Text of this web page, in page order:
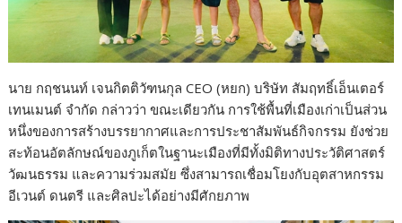
นาย กฤชนนท์ เจนกิตติวัฑนกุล CEO (หยก) บริษัท สัมฤทธิ์เอ็นเตอร์
เทนเมนต์ จำกัด กล่าวว่า ขณะเดียวกัน การใช้พื้นที่เมืองเก่าเป็นส่วน
หนึ่งของการสร้างบรรยากาศและการประชาสัมพันธ์กิจกรรม ยังช่วย
สะท้อนอัตลักษณ์ของภูเก็ตในฐานะเมืองที่มีทั้งมิติทางประวัติศาสตร์
วัฒนธรรม และความร่วมสมัย ซึ่งสามารถเชื่อมโยงกับอุตสาหกรรม
อีเวนต์ ดนตรี และศิลปะได้อย่างมีศักยภาพ